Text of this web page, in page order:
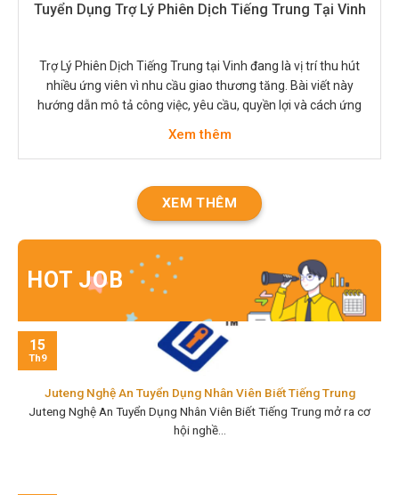
Tuyển Dụng Trợ Lý Phiên Dịch Tiếng Trung Tại Vinh
Trợ Lý Phiên Dịch Tiếng Trung tại Vinh đang là vị trí thu hút
nhiều ứng viên vì nhu cầu giao thương tăng. Bài viết này
hướng dẫn mô tả công việc, yêu cầu, quyền lợi và cách ứng
Xem thêm
XEM THÊM
HOT JOB
Juteng Nghệ An Tuyển Dụng Nhân Viên Biết Tiếng Trung
Juteng Nghệ An Tuyển Dụng Nhân Viên Biết Tiếng Trung mở ra cơ
hội nghề...
15
Th9